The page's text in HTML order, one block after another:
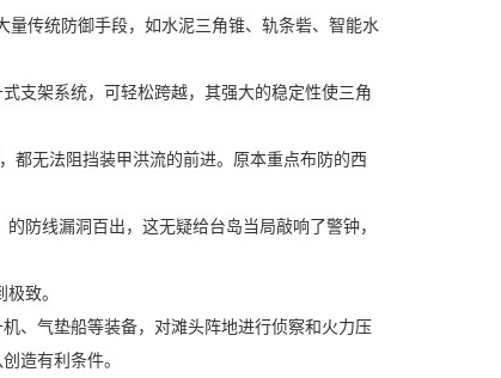
传统防御手段，如水泥三角锥、轨条砦、智能水
支架系统，可轻松跨越，其强大的稳定性使三角
无法阻挡装甲洪流的前进。原本重点布防的西
线漏洞百出，这无疑给台岛当局敲响了警钟，
致。
、气垫船等装备，对滩头阵地进行侦察和火力压
造有利条件。